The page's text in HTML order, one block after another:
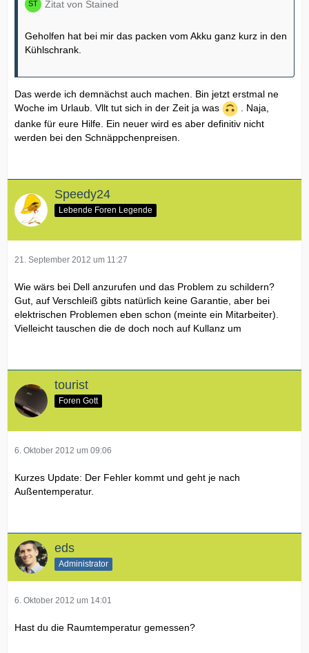
Zitat von Stained
Geholfen hat bei mir das packen vom Akku ganz kurz in den
Kühlschrank.
Das werde ich demnächst auch machen. Bin jetzt erstmal ne
Woche im Urlaub. Vllt tut sich in der Zeit ja was
. Naja,
danke für eure Hilfe. Ein neuer wird es aber definitiv nicht
werden bei den Schnäppchenpreisen.
Speedy24
Lebende Foren Legende
21. September 2012 um 11:27
Wie wärs bei Dell anzurufen und das Problem zu schildern?
Gut, auf Verschleiß gibts natürlich keine Garantie, aber bei
elektrischen Problemen eben schon (meinte ein Mitarbeiter).
Vielleicht tauschen die de doch noch auf Kullanz um
tourist
Foren Gott
6. Oktober 2012 um 09:06
Kurzes Update: Der Fehler kommt und geht je nach
Außentemperatur.
eds
Administrator
6. Oktober 2012 um 14:01
Hast du die Raumtemperatur gemessen?